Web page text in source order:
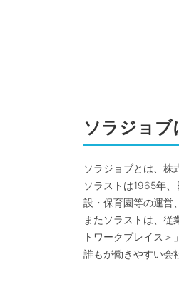
ソラジョブ
ソラジョブとは、株
ソラストは1965年
設・保育園等の運営
またソラストは、
トワークプレイス＞
誰もが働きやすい会